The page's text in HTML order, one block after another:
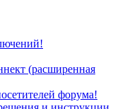
(расширенная
форума!